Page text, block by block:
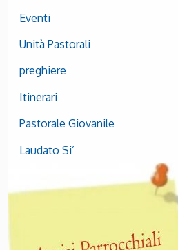
Eventi
Unità Pastorali
preghiere
Itinerari
Pastorale Giovanile
Laudato Si’